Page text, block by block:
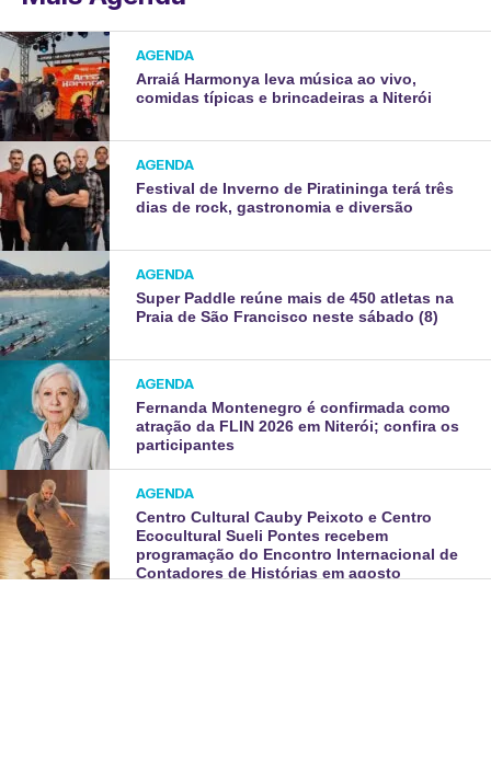
AGENDA
Arraiá Harmonya leva música ao vivo,
comidas típicas e brincadeiras a Niterói
AGENDA
Festival de Inverno de Piratininga terá três
dias de rock, gastronomia e diversão
AGENDA
Super Paddle reúne mais de 450 atletas na
Praia de São Francisco neste sábado (8)
AGENDA
Fernanda Montenegro é confirmada como
atração da FLIN 2026 em Niterói; confira os
participantes
AGENDA
Centro Cultural Cauby Peixoto e Centro
Ecocultural Sueli Pontes recebem
programação do Encontro Internacional de
Contadores de Histórias em agosto